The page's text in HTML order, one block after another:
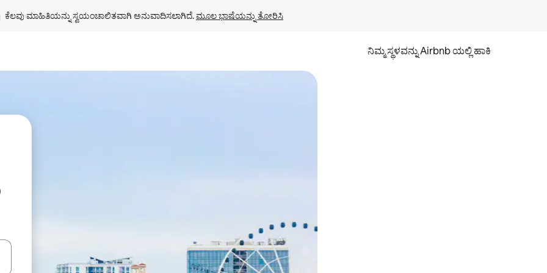
ಕೆಲವು ಮಾಹಿತಿಯನ್ನು ಸ್ವಯಂಚಾಲಿತವಾಗಿ ಅನುವಾದಿಸಲಾಗಿದೆ. ಮೂಲ ಭಾಷೆಯನ್ನು ತೋರಿಸಿ
ನಿಮ್ಮ ಸ್ಥಳವನ್ನು Airbnb ಯಲ್ಲಿ ಹಾಕಿ
ನ್ಯಾವಿಗೇಟ್ ಮಾಡಿ ಅಥವಾ ಸ್ಪರ್ಶ ಅಥವಾ ಸ್ವೈಪ್ ಗೆಸ್ಚರ್‌ಗಳ ಮೂಲಕ ಅನ್ವೇಷಿಸಿ.